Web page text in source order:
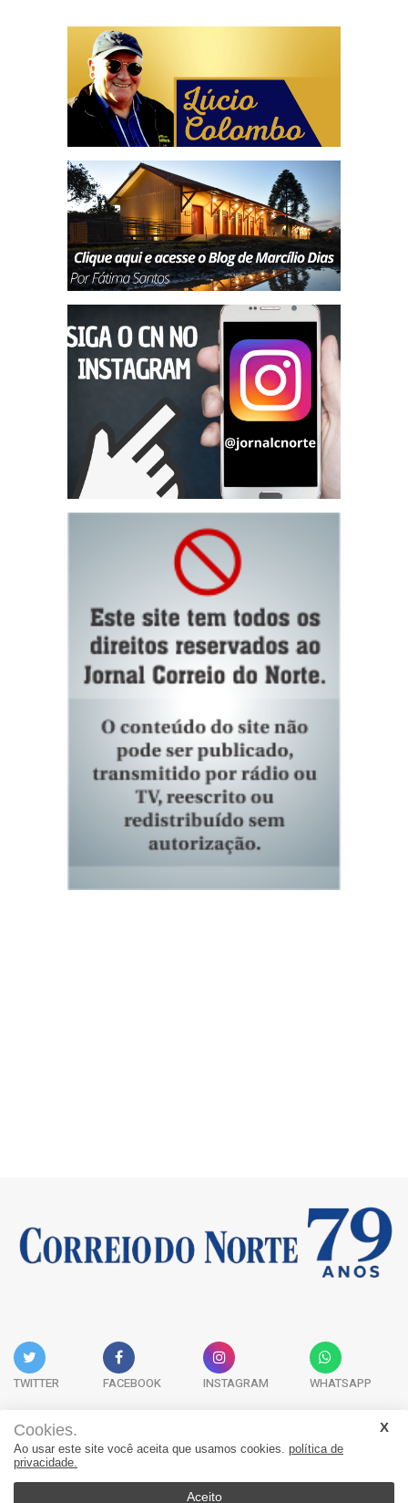
TWITTER FACEBOOK INSTAGRAM WHATSAPP
Acervo Digital Fale Conosco Quem Somos
Cookies.
Ao usar este site você aceita que usamos cookies. política de
privacidade.
Aceito